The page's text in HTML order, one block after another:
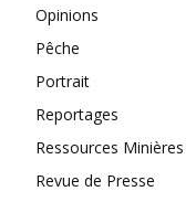
Opinions
Pêche
Portrait
Reportages
Ressources Minières
Revue de Presse